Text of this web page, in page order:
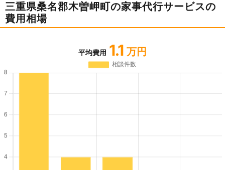
三重県桑名郡木曽岬町の家事代行サービスの
費用相場
平均費用 1.1 万円